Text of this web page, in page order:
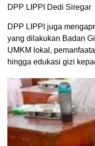
DPP LIPPI Dedi Siregar
DPP LIPPI juga
yang dilakukan Badan
UMKM lokal,
hingga edukasi gizi